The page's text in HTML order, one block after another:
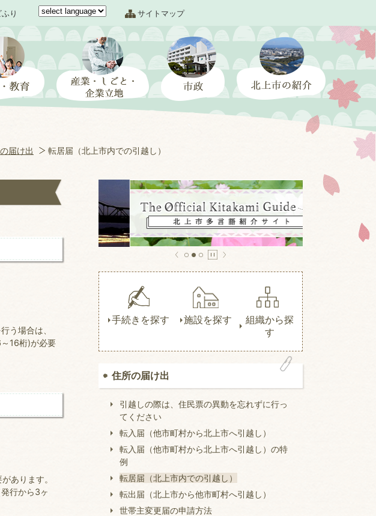
り サイトマップ
届け出 転居届（北上市内での引越し）
う場合は、
16桁)が必要
あります。
行から3ヶ
手続きを探す 施設を探す
組織から探
す
住所の届け出
引越しの際は、住民票の異動を忘れずに行っ
てください
転入届（他市町村から北上市へ引越し）
転入届（他市町村から北上市へ引越し）の特
例
転居届（北上市内での引越し）
転出届（北上市から他市町村へ引越し）
世帯主変更届の申請方法